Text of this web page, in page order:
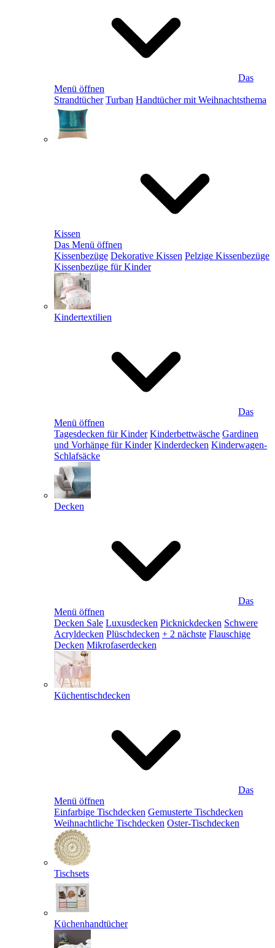
Das
Menü öffnen
Strandtücher Turban Handtücher mit Weihnachtsthema
Kissen
Das Menü öffnen
Kissenbezüge Dekorative Kissen Pelzige Kissenbezüge
Kissenbezüge für Kinder
Kindertextilien
Das
Menü öffnen
Tagesdecken für Kinder Kinderbettwäsche Gardinen
und Vorhänge für Kinder Kinderdecken Kinderwagen-
Schlafsäcke
Decken
Das
Menü öffnen
Decken Sale Luxusdecken Picknickdecken Schwere
Acryldecken Plüschdecken + 2 nächste Flauschige
Decken Mikrofaserdecken
Küchentischdecken
Das
Menü öffnen
Einfarbige Tischdecken Gemusterte Tischdecken
Weihnachtliche Tischdecken Oster-Tischdecken
Tischsets
Küchenhandtücher